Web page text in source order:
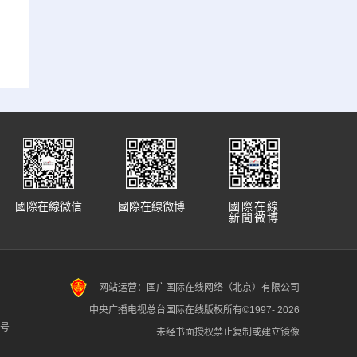
國際在線
新聞微博
國際在線微博
國際在線微信
网站运营：国广国际在线网络（北京）有限公司
中央广播电视总台国际在线版权所有©1997- 2026
未经书面授权禁止复制或建立镜像